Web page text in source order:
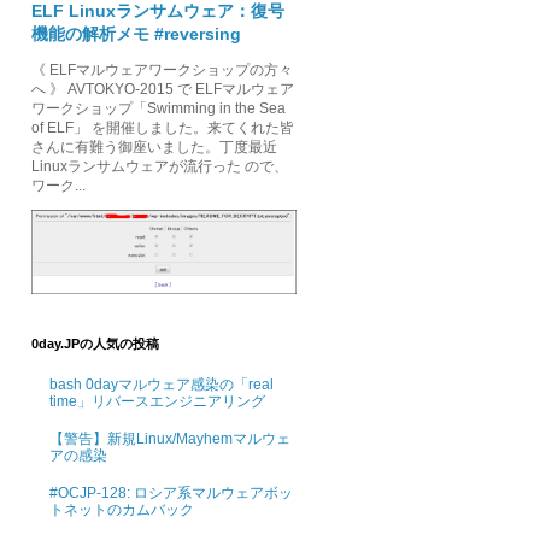
ELF Linuxランサムウェア：復号
機能の解析メモ #reversing
《 ELFマルウェアワークショップの方々
へ 》 AVTOKYO-2015 で ELFマルウェア
ワークショップ「Swimming in the Sea
of ELF」 を開催しました。来てくれた皆
さんに有難う御座いました。丁度最近
Linuxランサムウェアが流行った ので、
ワーク...
0day.JPの人気の投稿
bash 0dayマルウェア感染の「real
time」リバースエンジニアリング
【警告】新規Linux/Mayhemマルウェ
アの感染
#OCJP-128: ロシア系マルウェアボッ
トネットのカムバック